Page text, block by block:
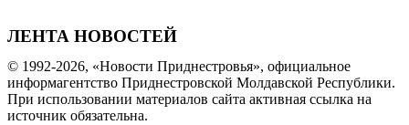
ЛЕНТА НОВОСТЕЙ
© 1992-2026, «Новости Приднестровья», официальное
информагентство Приднестровской Молдавской Республики.
При использовании материалов сайта активная ссылка на
источник обязательна.